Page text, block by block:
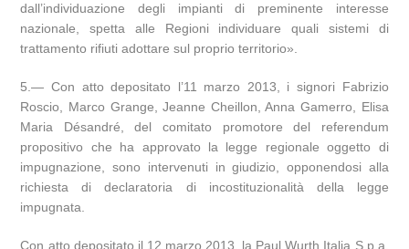
dall’individuazione degli impianti di preminente interesse
nazionale, spetta alle Regioni individuare quali sistemi di
trattamento rifiuti adottare sul proprio territorio».
5.— Con atto depositato l’11 marzo 2013, i signori Fabrizio
Roscio, Marco Grange, Jeanne Cheillon, Anna Gamerro, Elisa
Maria Désandré, del comitato promotore del referendum
propositivo che ha approvato la legge regionale oggetto di
impugnazione, sono intervenuti in giudizio, opponendosi alla
richiesta di declaratoria di incostituzionalità della legge
impugnata.
Con atto depositato il 12 marzo 2013, la Paul Wurth Italia S.p.a.